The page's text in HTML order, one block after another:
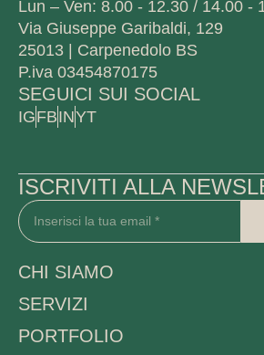
Lun – Ven: 8.00 - 12.30 / 14.00 -
Via Giuseppe Garibaldi, 129
25013 | Carpenedolo BS
P.iva 03454870175
SEGUICI SUI SOCIAL
IGFBINYT
ISCRIVITI ALLA
CHI SIAMO
SERVIZI
PORTFOLIO